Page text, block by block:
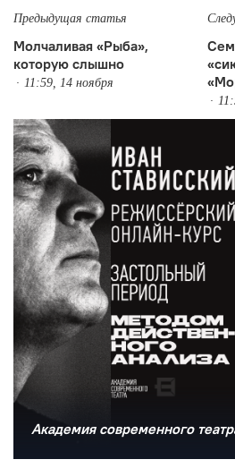
Предыдущая статья
Молчаливая «Рыба»,
которую слышно
11:59, 14 ноября
Академия современного